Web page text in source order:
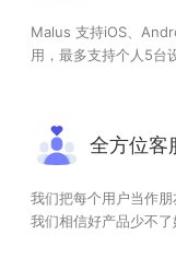
Malus 支持iOS、
用，最多支持个人5台
全方位客
我们把每个用户当作
我们相信好产品少不